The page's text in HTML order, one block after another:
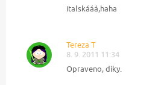
italskááá,haha
Tereza T
8. 9. 2011 11:34
Opraveno, díky.